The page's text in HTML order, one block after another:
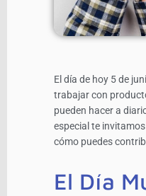
El día de hoy 5 de
trabajar con
pueden hacer a
especial te
cómo puedes
El Día